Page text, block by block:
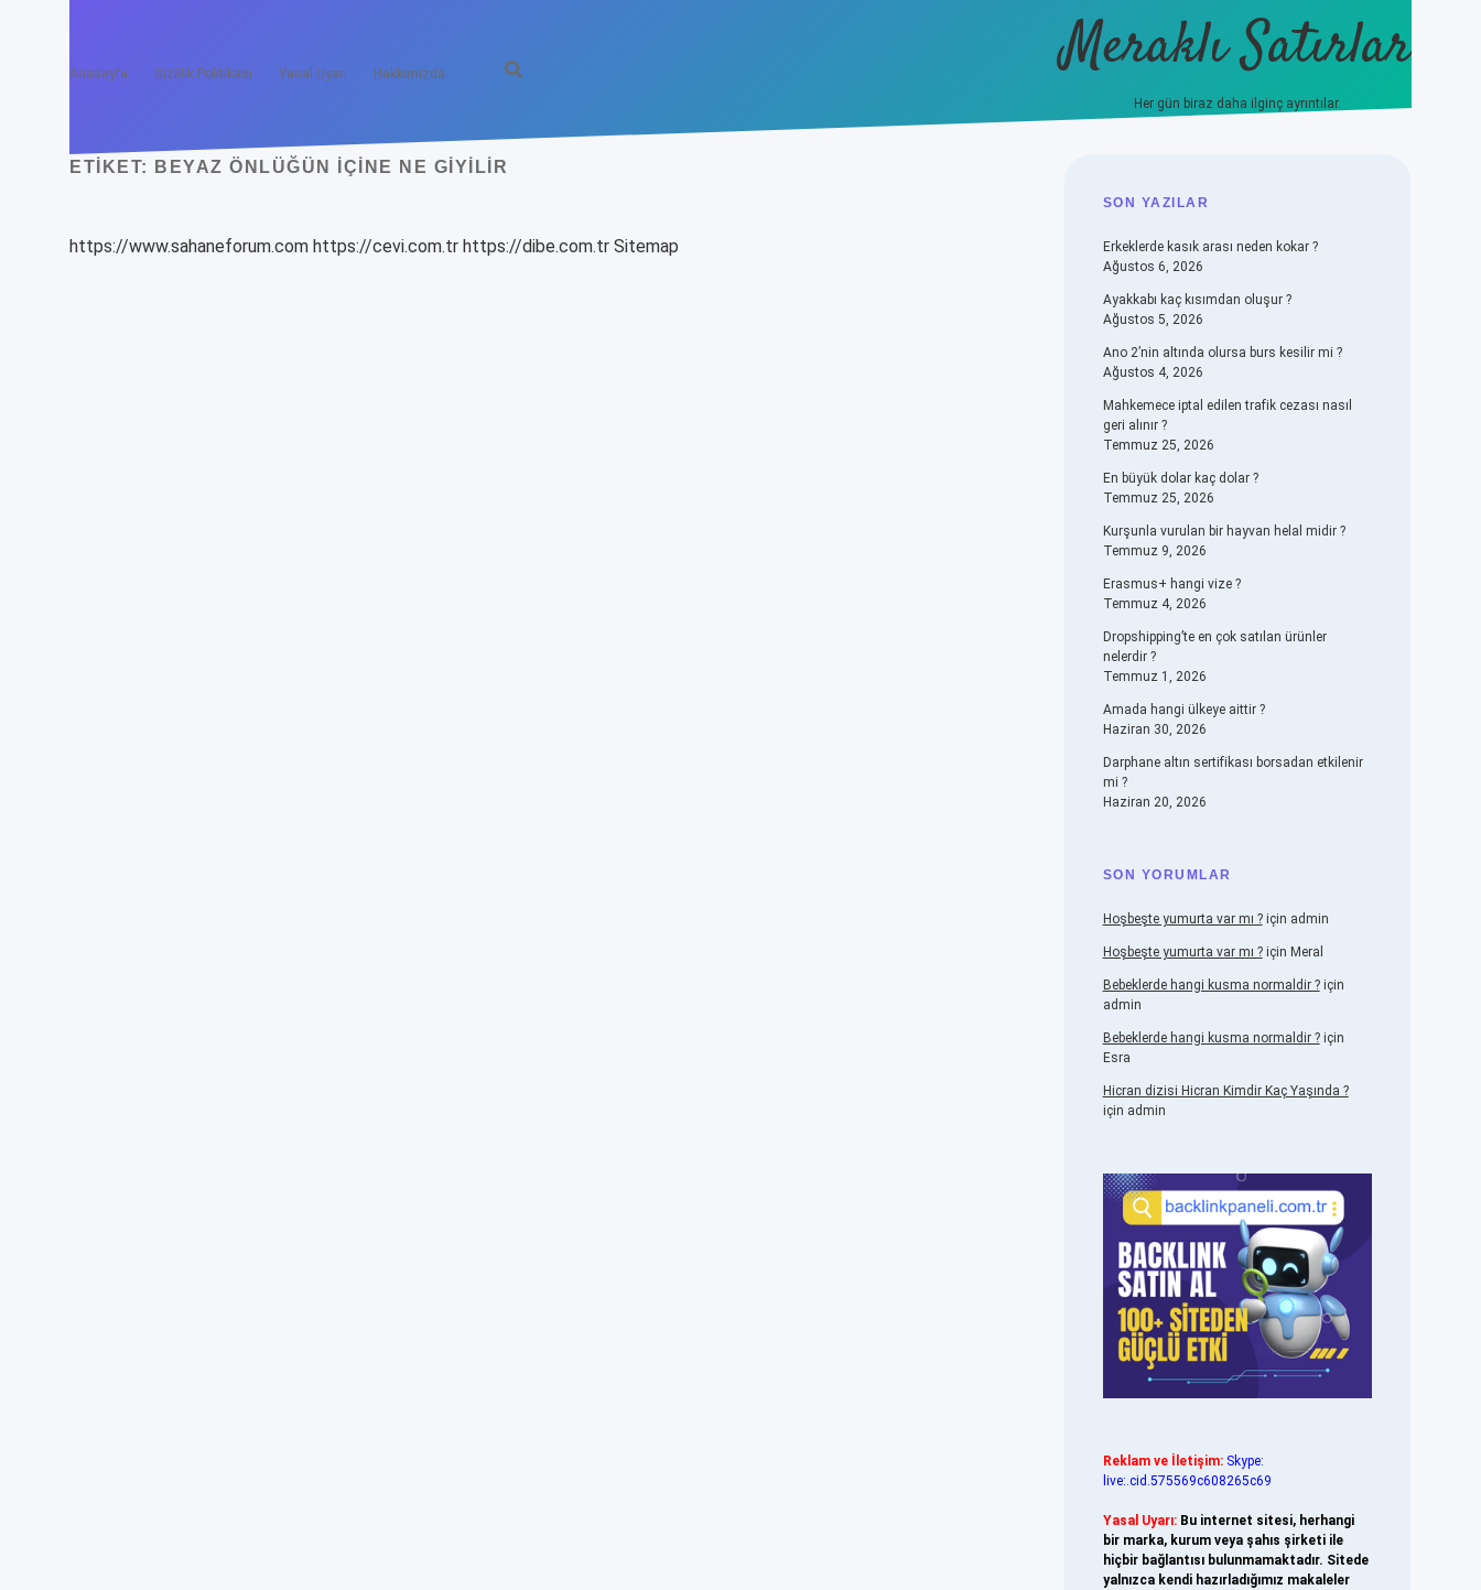
Anasayfa Gizlilik Politikası Yasal Uyarı Hakkımızda Meraklı Satırlar
Her gün biraz daha ilginç ayrıntılar.
ETIKET: BEYAZ ÖNLÜĞÜN IÇINE NE GIYILIR
https://www.sahaneforum.com https://cevi.com.tr https://dibe.com.tr Sitemap
SIDEBAR
SON YAZILAR
Erkeklerde kasık arası neden kokar ?
Ağustos 6, 2026
Ayakkabı kaç kısımdan oluşur ?
Ağustos 5, 2026
Ano 2’nin altında olursa burs kesilir mi ?
Ağustos 4, 2026
Mahkemece iptal edilen trafik cezası nasıl
geri alınır ?
Temmuz 25, 2026
En büyük dolar kaç dolar ?
Temmuz 25, 2026
Kurşunla vurulan bir hayvan helal midir ?
Temmuz 9, 2026
Erasmus+ hangi vize ?
Temmuz 4, 2026
Dropshipping’te en çok satılan ürünler
nelerdir ?
Temmuz 1, 2026
Amada hangi ülkeye aittir ?
Haziran 30, 2026
Darphane altın sertifikası borsadan etkilenir
mi ?
Haziran 20, 2026
SON YORUMLAR
Hoşbeşte yumurta var mı ?için admin
Hoşbeşte yumurta var mı ?için Meral
Bebeklerde hangi kusma normaldir ?için
admin
Bebeklerde hangi kusma normaldir ?için
Esra
Hicran dizisi Hicran Kimdir Kaç Yaşında ?
için admin
Reklam ve İletişim: Skype:
live:.cid.575569c608265c69
Yasal Uyarı: Bu internet sitesi, herhangi
bir marka, kurum veya şahıs şirketi ile
hiçbir bağlantısı bulunmamaktadır. Sitede
yalnızca kendi hazırladığımız makaleler